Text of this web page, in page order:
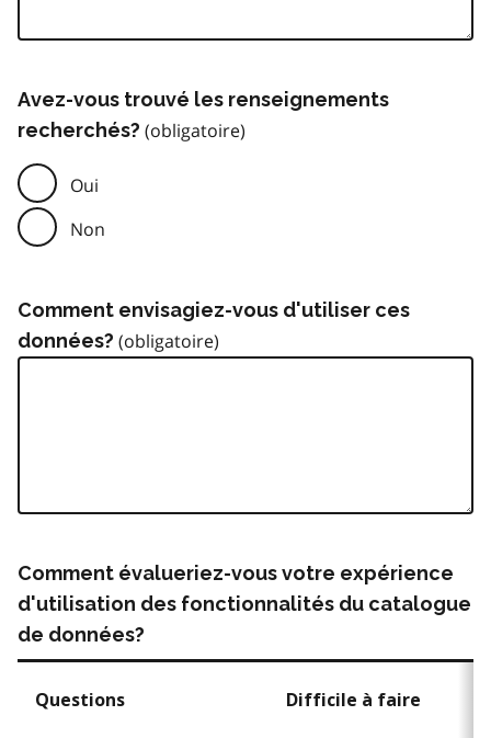
Avez-vous trouvé les renseignements
recherchés?
Oui
Non
Comment envisagiez-vous d'utiliser ces
données?
Comment évalueriez-vous votre expérience
d'utilisation des fonctionnalités du catalogue
de données?
Questions Difficile à faire